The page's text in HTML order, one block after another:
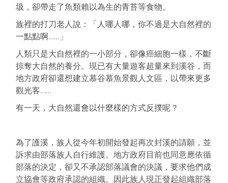
圾，卻帶走了魚類賴以為生的青苔等食物。
族裡的打刀老人說：「人哪人哪，你不過是大自然裡的
一點點啊……」
人類只是大自然裡的一小部分，卻像癌細胞一樣，不斷
掠奪大自然的養分。現已有大量遊客超量來到溪谷，而
地方政府卻還想建立慕谷慕魚景觀人文區，以帶來更多
觀光客……
有一天，大自然還會以什麼樣的方式反撲呢？
為了護溪，族人從今年初開始發起再次封溪的請願，並
訴求由部落族人自行維護。地方政府目前也同意應依循
部落的決定，卻又不承認部落議會的決議，要求他們成
立協會等政府承認的組織。因此族人現正發起組織部落